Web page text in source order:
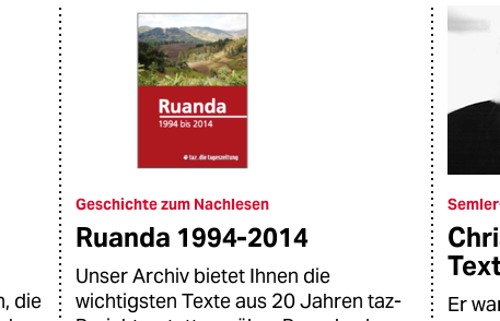
die
Geschichte zum Nachlesen
Ruanda 1994-2014
Unser Archiv bietet Ihnen die
wichtigsten Texte aus 20 Jahren taz-
Er